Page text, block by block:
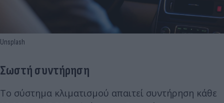
Unsplash
Σωστή συντήρηση
Το σύστημα κλιματισμού απαιτεί συντήρηση κάθε